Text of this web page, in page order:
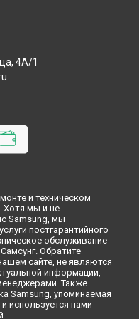
4А/1
и техническом
Хотя мы и не
Samsung, мы
постгарантийного
обслуживание
Обратите
сайте, не являются
информации,
Также
Samsung, упоминаемая
используется нами